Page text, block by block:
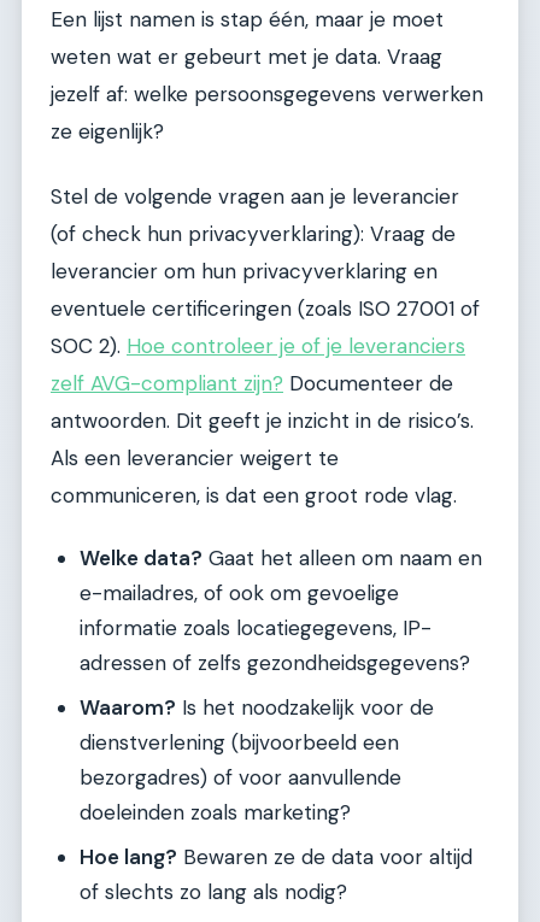
Een lijst namen is stap één, maar je moet
weten wat er gebeurt met je data. Vraag
jezelf af: welke persoonsgegevens verwerken
ze eigenlijk?
Stel de volgende vragen aan je leverancier
(of check hun privacyverklaring): Vraag de
leverancier om hun privacyverklaring en
eventuele certificeringen (zoals ISO 27001 of
SOC 2). Hoe controleer je of je leveranciers
zelf AVG-compliant zijn? Documenteer de
antwoorden. Dit geeft je inzicht in de risico’s.
Als een leverancier weigert te
communiceren, is dat een groot rode vlag.
Welke data? Gaat het alleen om naam en
e-mailadres, of ook om gevoelige
informatie zoals locatiegegevens, IP-
adressen of zelfs gezondheidsgegevens?
Waarom? Is het noodzakelijk voor de
dienstverlening (bijvoorbeeld een
bezorgadres) of voor aanvullende
doeleinden zoals marketing?
Hoe lang? Bewaren ze de data voor altijd
of slechts zo lang als nodig?